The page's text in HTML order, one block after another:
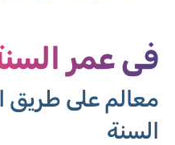
في عمر
معالم على طريق
السنة